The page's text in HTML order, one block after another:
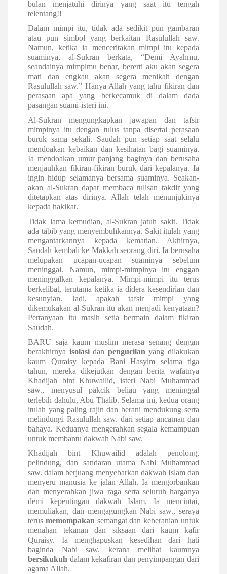
bulan menjatuhi dirinya yang saat itu tengah
telentang!!
Dalam mimpi itu, tidak ada sedikit pun gambaran
atau pun simbol yang berkaitan Rasulullah saw.
Namun, ketika ia menceritakan mimpi itu kepada
suaminya, al-Sukran berkata, “Demi Ayahmu,
seandainya mimpimu benar, bererti aku akan segera
mati dan engkau akan segera menikah dengan
Rasulullah saw.” Hanya Allah yang tahu fikiran dan
perasaan apa yang berkecamuk di dalam dada
pasangan suami-isteri ini.
Al-Sukran mengungkapkan jawapan dan tafsir
mimpinya itu dengan tulus tanpa disertai perasaan
buruk sama sekali. Saudah pun setiap saat selalu
mendoakan kebaikan dan kesihatan bagi suaminya.
Ia mendoakan umur panjang baginya dan berusaha
menjauhkan fikiran-fikiran buruk dari kepalanya. Ia
ingin hidup selamanya bersama suaminya. Seakan-
akan al-Sukran dapat membaca tulisan takdir yang
ditetapkan atas dirinya. Allah telah menunjukinya
kepada hakikat.
Tidak lama kemudian, al-Sukran jatuh sakit. Tidak
ada tabib yang menyembuhkannya. Sakit itulah yang
mengantarkannya kepada kematian. Akhirnya,
Saudah kembali ke Makkah seorang diri. Ia berusaha
melupakan ucapan-ucapan suaminya sebelum
meninggal. Namun, mimpi-mimpinya itu enggan
meninggalkan kepalanya. Mimpi-mimpi itu terus
berkelibat, terutama ketika ia didera kesendirian dan
kesunyian. Jadi, apakah tafsir mimpi yang
dikemukakan al-Sukran itu akan menjadi kenyataan?
Pertanyaan itu masih setia bermain dalam fikiran
Saudah.
BARU saja kaum muslim merasa senang dengan
berakhirnya isolasidan pengucilan yang dilakukan
kaum Quraisy kepada Bani Hasyim selama tiga
tahun, mereka dikejutkan dengan berita wafatnya
Khadijah bint Khuwailid, isteri Nabi Muhammad
saw., menyusul pakcik beliau yang meninggal
terlebih dahulu, Abu Thalib. Selama ini, kedua orang
itulah yang paling rajin dan berani mendukung serta
melindungi Rasulullah saw. dari setiap ancaman dan
bahaya. Keduanya mengerahkan segala kemampuan
untuk membantu dakwah Nabi saw.
Khadijah bint Khuwailid adalah penolong,
pelindung, dan sandaran utama Nabi Muhammad
saw. dalam berjuang menyebarkan dakwah Islam dan
menyeru manusia ke jalan Allah. Ia mengorbankan
dan menyerahkan jiwa raga serta seluruh harganya
demi kepentingan dakwah Islam. Ia mencintai,
memuliakan, dan mengagungkan Nabi saw., seraya
terus memompakan semangat dan keberanian untuk
menahan tekanan dan siksaan dari kaum kafir
Quraisy. Ia menghapuskan kesedihan dari hati
baginda Nabi saw. kerana melihat kaumnya
bersikukuh dalam kekafiran dan penyimpangan dari
agama Allah.